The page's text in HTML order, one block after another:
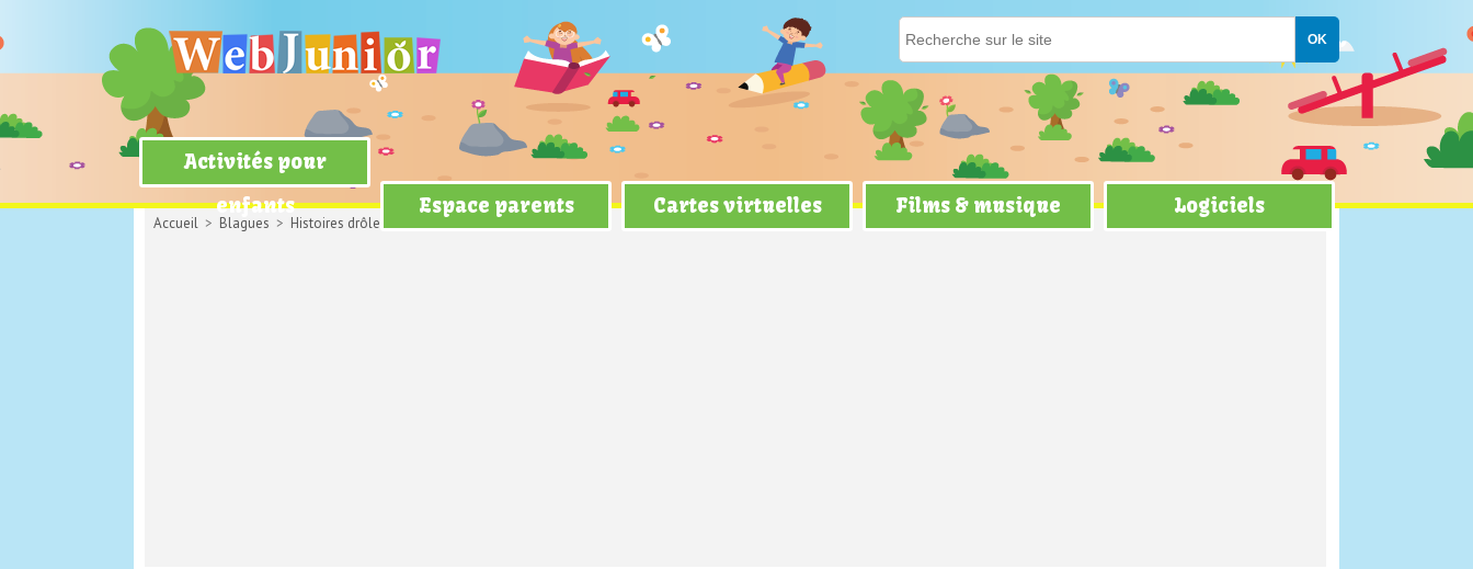
Activités pour
enfants
Espace parents Cartes virtuelles Films & musique Logiciels
Accueil > Blagues > Histoires drôles > Seul à la maison